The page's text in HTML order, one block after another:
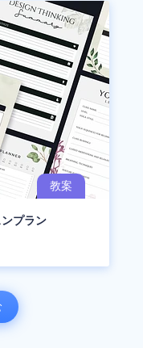
プラン